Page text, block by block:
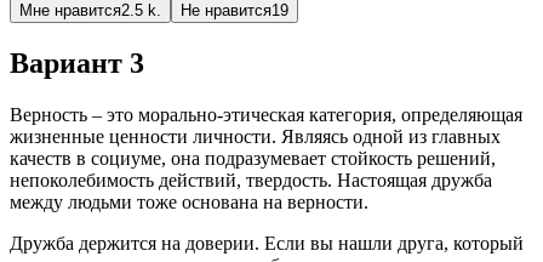
Мне нравится2.5 k. Не нравится19
Вариант 3
Верность – это морально-этическая категория, определяющая
жизненные ценности личности. Являясь одной из главных
качеств в социуме, она подразумевает стойкость решений,
непоколебимость действий, твердость. Настоящая дружба
между людьми тоже основана на верности.
Дружба держится на доверии. Если вы нашли друга, который